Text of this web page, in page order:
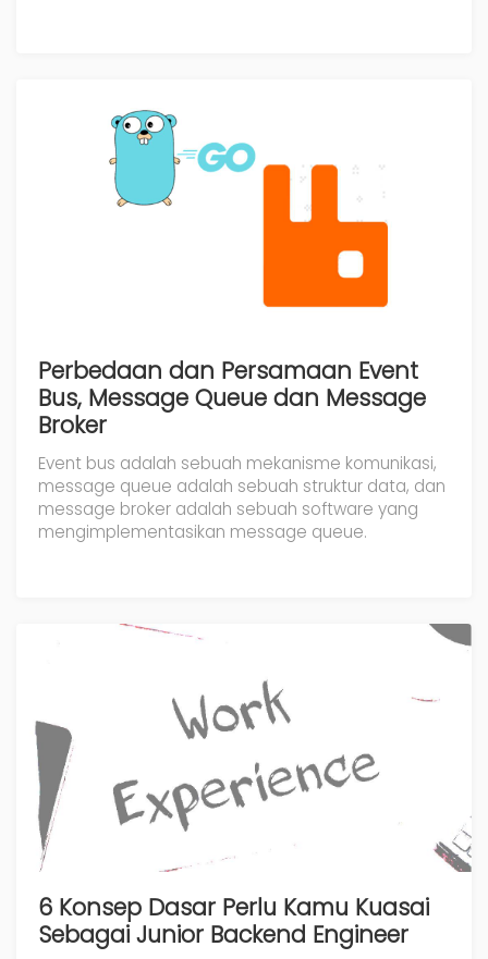
Perbedaan dan Persamaan Event
Bus, Message Queue dan Message
Broker
Event bus adalah sebuah mekanisme komunikasi,
message queue adalah sebuah struktur data, dan
message broker adalah sebuah software yang
mengimplementasikan message queue.
6 Konsep Dasar Perlu Kamu Kuasai
Sebagai Junior Backend Engineer